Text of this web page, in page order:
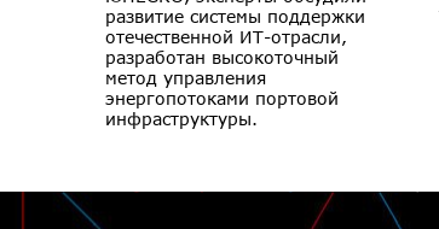
развитие системы поддержки
отечественной ИТ-отрасли,
разработан высокоточный
метод управления
энергопотоками портовой
инфраструктуры.